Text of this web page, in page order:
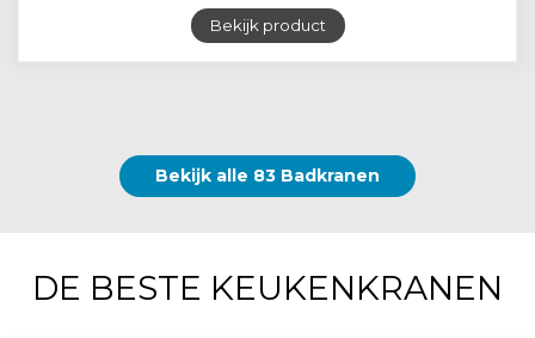
Bekijk product
Bekijk alle 83 Badkranen
DE BESTE KEUKENKRANEN